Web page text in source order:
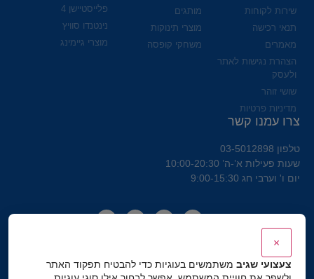
שירות לקוחות
תנאי רכישה
מאמרים
הצהרת נגישות לאתר
ולעסק
שושי זוהר
מדיניות פרטיות
מותגים
מוצרי תינוקות
משחקי קופסה
פלייסטיישן 4
נינטנדו סוויץ
מוצרי גיימינג
צרו עמנו קשר
טלפון 03-5012898
שעות פעילות א’-ה’ 10:00-20:30
יום ו' וערבי חג 9:00-15:30
×
צעצועי שגיב משתמשים בעוגיות כדי להבטיח תפקוד האתר